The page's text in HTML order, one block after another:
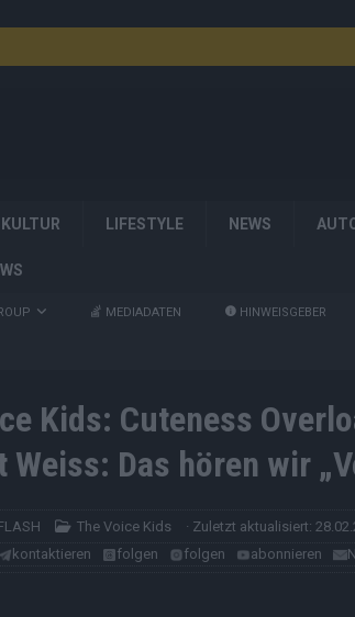
KULTUR LIFESTYLE NEWS
MEDIADATEN HINWEISGEBER
Kids: Cuteness
Weiss: Das hören wir
The Voice Kids · Zuletzt aktualisiert:
kontaktieren folgen folgen abonnieren